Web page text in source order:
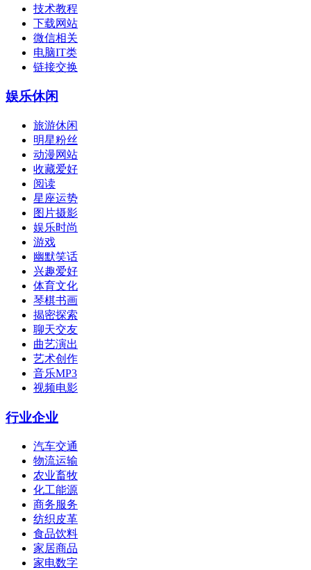
技术教程
下载网站
微信相关
电脑IT类
链接交换
娱乐休闲
旅游休闲
明星粉丝
动漫网站
收藏爱好
阅读
星座运势
图片摄影
娱乐时尚
游戏
幽默笑话
兴趣爱好
体育文化
琴棋书画
揭密探索
聊天交友
曲艺演出
艺术创作
音乐MP3
视频电影
行业企业
汽车交通
物流运输
农业畜牧
化工能源
商务服务
纺织皮革
食品饮料
家居商品
家电数字